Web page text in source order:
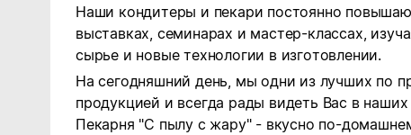
Наши кондитеры и пекари постоянно
выставках, семинарах и мастер-классах,
сырье и новые технологии в изготовлении.
На сегодняшний день, мы одни из лучших по
продукцией и всегда рады видеть Вас в наших
Пекарня "С пылу с жару" - вкусно по-